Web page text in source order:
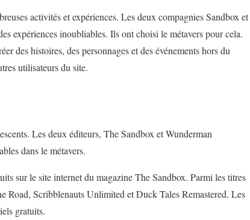
activités et expériences. Les deux compagnies Sandbox et
expériences inoubliables. Ils ont choisi le métavers pour cela.
des histoires, des personnages et des événements hors du
utilisateurs du site.
Les deux éditeurs, The Sandbox et Wunderman
dans le métavers.
sur le site internet du magazine The Sandbox. Parmi les titres
Scribblenauts Unlimited et Duck Tales Remastered. Les
gratuits.